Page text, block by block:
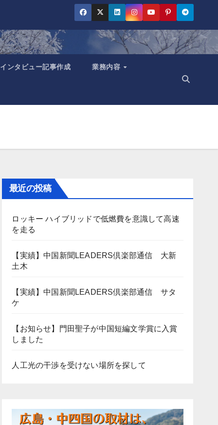
ンタビュー記事作成 業務内容
最近の投稿
ロッキー ハイブリッドで低燃費を意識して高速
を走る
【実績】中国新聞LEADERS倶楽部通信 大新
土木
【実績】中国新聞LEADERS倶楽部通信 サタ
ケ
【お知らせ】門田聖子が中国短編文学賞に入賞
しました
人工光の干渉を受けない場所を探して